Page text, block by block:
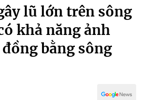
trí
lũ lớn trên sông
khả năng ảnh
bằng sông